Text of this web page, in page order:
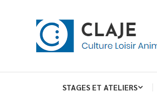
Claje
STAGES ET ATELIERS